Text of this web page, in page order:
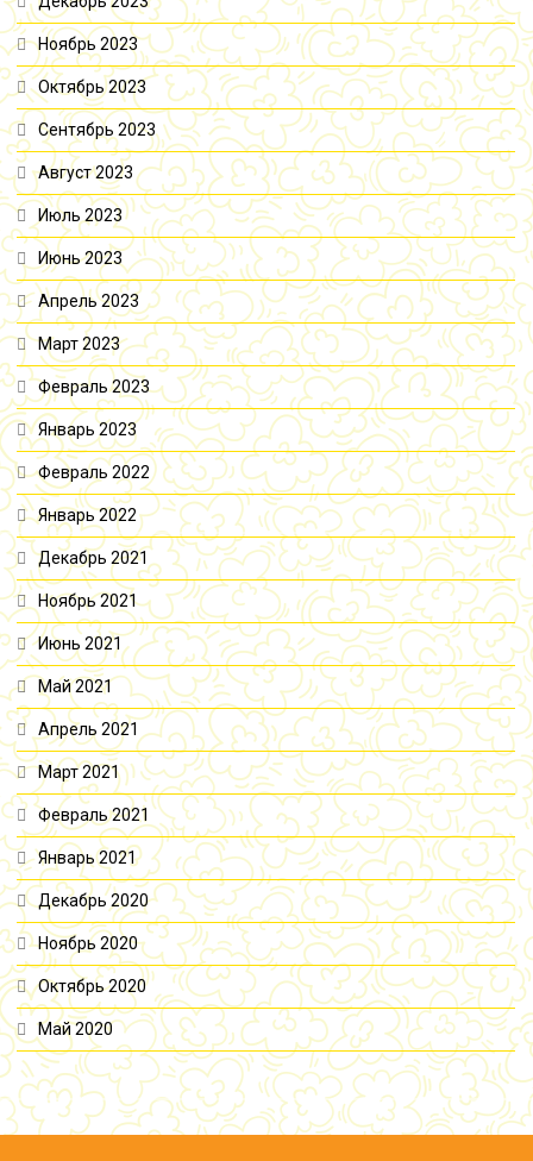
Ноябрь 2023
Октябрь 2023
Сентябрь 2023
Август 2023
Июль 2023
Июнь 2023
Апрель 2023
Март 2023
Февраль 2023
Январь 2023
Февраль 2022
Январь 2022
Декабрь 2021
Ноябрь 2021
Июнь 2021
Май 2021
Апрель 2021
Март 2021
Февраль 2021
Январь 2021
Декабрь 2020
Ноябрь 2020
Октябрь 2020
Май 2020